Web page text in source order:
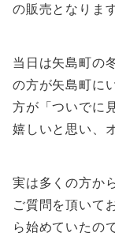
の販売となります
当日は矢島町の
の方が矢島町に
方が「ついでに
嬉しいと思い、
実は多くの方か
ご質問を頂いて
ら始めていたの